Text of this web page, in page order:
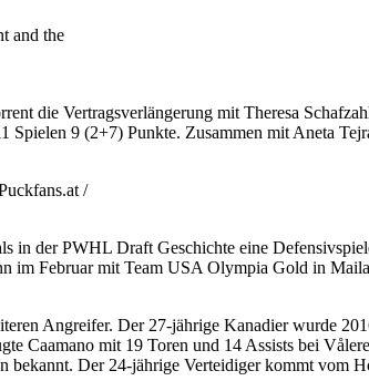
and the
die Vertragsverlängerung mit Theresa
Spielen 9 (2+7) Punkte. Zusammen mit Aneta
/
in der PWHL Draft Geschichte eine
Februar mit Team USA Olympia Gold in
Angreifer. Der 27-jährige Kanadier wurde
Caamano mit 19 Toren und 14 Assists bei
bekannt. Der 24-jährige Verteidiger kommt